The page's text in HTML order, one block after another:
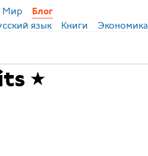
Мир Блог
язык Книги Экономика